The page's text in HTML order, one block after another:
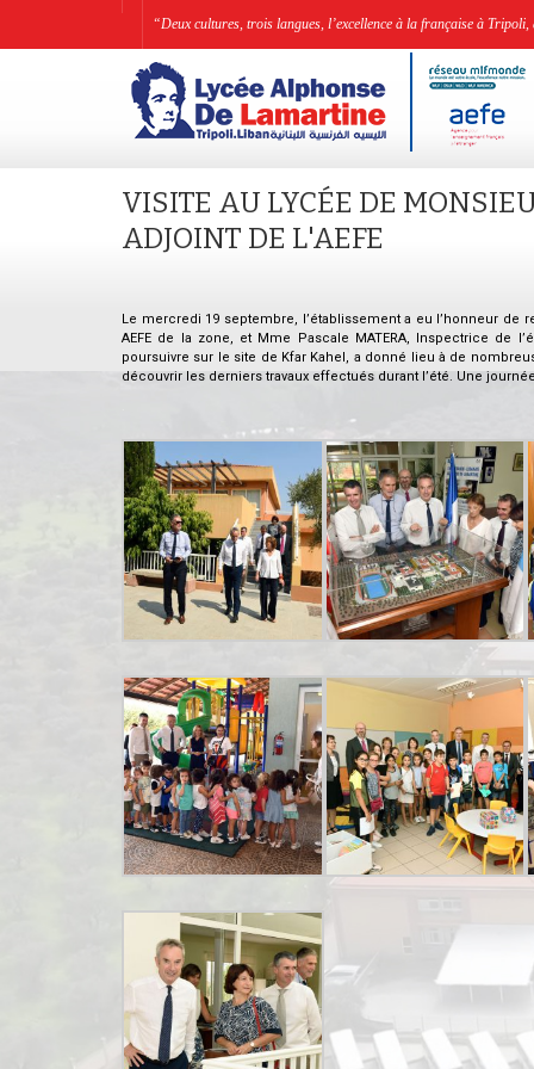
“Deux cultures, trois langues, l’excellence à la française à
VISITE AU LYCÉE DE
ADJOINT DE L'AEFE
Le mercredi 19 septembre, l’établissement a eu l’honneur de
AEFE de la zone, et Mme Pascale MATERA, Inspectrice de
poursuivre sur le site de Kfar Kahel, a donné lieu à de
découvrir les derniers travaux effectués durant l’été. Une